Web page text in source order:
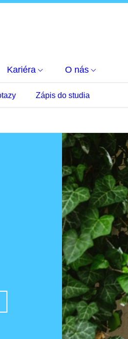
Kariéra O nás
Zápis do studia